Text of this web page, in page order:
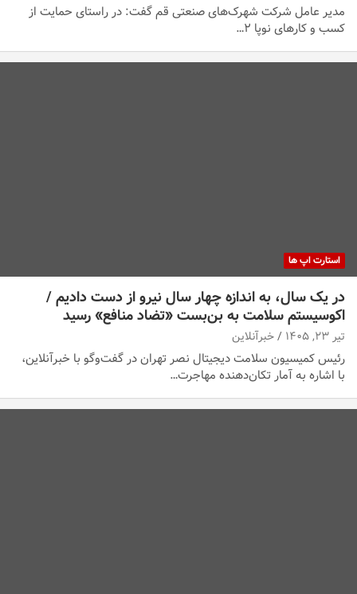
مدیر عامل شرکت شهرک‌های صنعتی قم گفت: در راستای حمایت از
کسب و کارهای نوپا ۲…
استارت اپ ها
در یک سال، به اندازه چهار سال نیرو از دست دادیم /
اکوسیستم سلامت به بن‌بست «تضاد منافع» رسید
تیر ۲۳, ۱۴۰۵ خبرآنلاین
رئیس کمیسیون سلامت دیجیتال نصر تهران در گفت‌وگو با خبرآنلاین،
با اشاره به آمار تکان‌دهنده‌ مهاجرت…